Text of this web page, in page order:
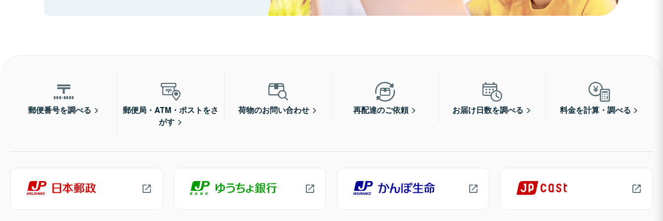
郵便番号を調べる
郵便局・ATM・ポストをさ
がす
荷物のお問い合わせ 再配達のご依頼 お届け日数を調べる 料金を計算・調べる